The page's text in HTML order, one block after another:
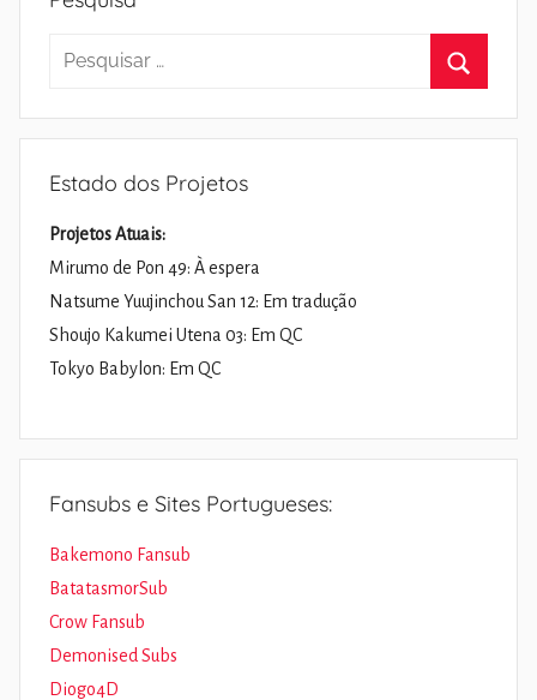
Pesquisar
Estado dos Projetos
Projetos Atuais:
Mirumo de Pon 49: À espera
Natsume Yuujinchou San 12: Em tradução
Shoujo Kakumei Utena 03: Em QC
Tokyo Babylon: Em QC
Fansubs e Sites Portugueses:
Bakemono Fansub
BatatasmorSub
Crow Fansub
Demonised Subs
Diogo4D